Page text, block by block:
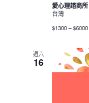
愛心理諮商所
台灣
$1300 – $6000
週六
16